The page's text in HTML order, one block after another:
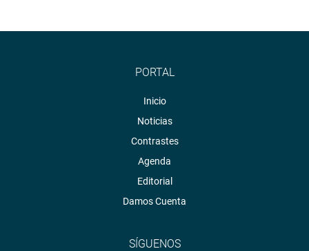
PORTAL
Inicio
Noticias
Contrastes
Agenda
Editorial
Damos Cuenta
SÍGUENOS